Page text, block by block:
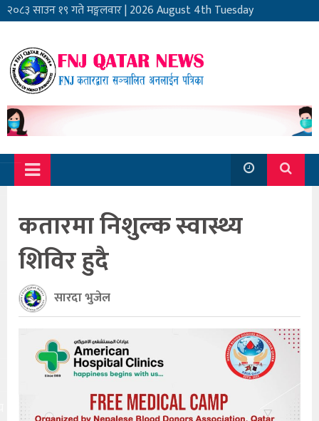
२०८३ साउन १९ गते मङ्गलवार|2026 August 4th Tuesday
कतारमा निशुल्क स्वास्थ्य
शिविर हुदै
सारदा भुजेल